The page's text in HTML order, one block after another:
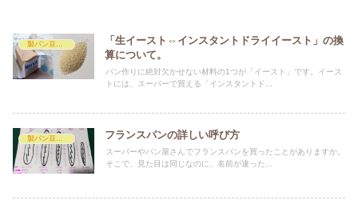
製パン豆知識
「生イースト⇔インスタントドライイースト」の換
算について。
パン作りに絶対欠かせない材料の1つが「イースト」です。イース
トには、スーパーで買える「インスタントド...
製パン豆知識 フランスパンの詳しい呼び方
スーパーやパン屋さんでフランスパンを買ったことがありますか。
そこで、見た目は同じなのに、名前が違った...